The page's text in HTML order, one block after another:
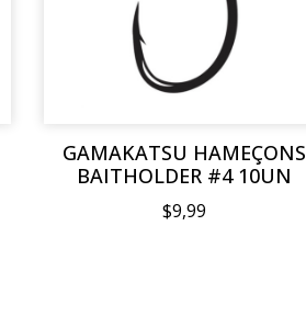
GAMAKATSU HAMEÇONS
BAITHOLDER #4 10UN
$9,99